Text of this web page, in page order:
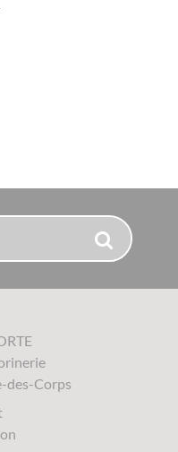
des-Corps